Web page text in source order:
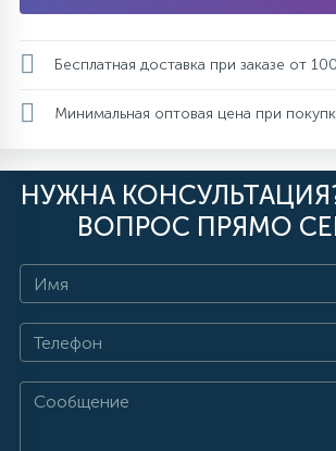
Бесплатная доставка при заказе от
Минимальная оптовая цена при
НУЖНА
ВОПРОС ПРЯМО